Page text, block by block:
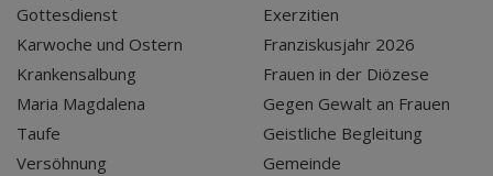
Gottesdienst
Karwoche und Ostern
Krankensalbung
Maria Magdalena
Taufe
Versöhnung
Exerzitien
Franziskusjahr 2026
Frauen in der Diözese
Gegen Gewalt an Frauen
Geistliche Begleitung
Gemeinde